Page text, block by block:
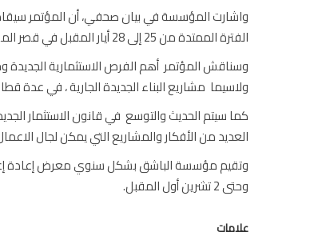
واشارت المؤسسة في بيان صحفي، أن المؤتمر
الفترة الممتدة من 25 إلى 28 أيار المقبل في قصر المؤتمرات، فندق إيبلا الشام.
وسناقش المؤتمر أهم الفرص الاستثمارية الجديدة
ولاسيما مشاريع البناء الجديدة الجارية ، في عدة
كما سيتم الحديث والتوسع في قانون الاستثمار
العديد من الأفكار والمشاريع التي يمكن لجال
وحتى 2 تشرين أول المقبل.